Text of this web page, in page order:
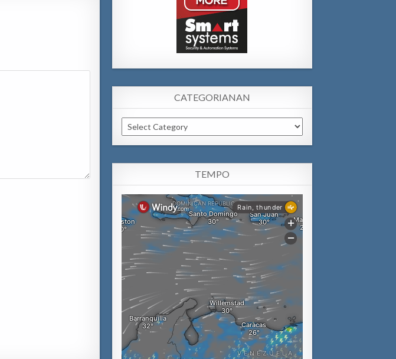
CATEGORIANAN
Categorianan
TEMPO